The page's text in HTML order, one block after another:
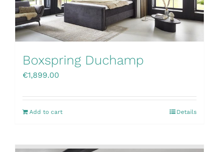
Boxspring Duchamp
€1,899.00
Add to cart Details